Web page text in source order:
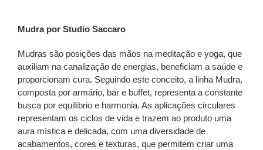
Mudra por Studio Saccaro
Mudras são posições das mãos na meditação e yoga, que
auxiliam na canalização de energias, beneficiam a saúde e
proporcionam cura. Seguindo este conceito, a linha Mudra,
composta por armário, bar e buffet, representa a constante
busca por equilíbrio e harmonia. As aplicações circulares
representam os ciclos de vida e trazem ao produto uma
aura mística e delicada, com uma diversidade de
acabamentos, cores e texturas, que permitem criar uma